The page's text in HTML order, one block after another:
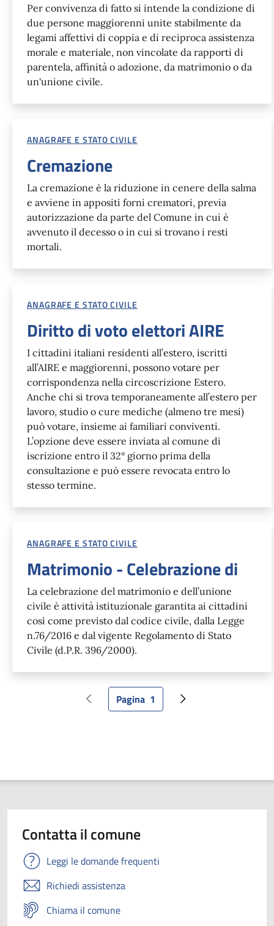
Per convivenza di fatto si intende la condizione di
due persone maggiorenni unite stabilmente da
legami affettivi di coppia e di reciproca assistenza
morale e materiale, non vincolate da rapporti di
parentela, affinità o adozione, da matrimonio o da
un'unione civile.
ANAGRAFE E STATO CIVILE
Cremazione
La cremazione è la riduzione in cenere della salma
e avviene in appositi forni crematori, previa
autorizzazione da parte del Comune in cui è
avvenuto il decesso o in cui si trovano i resti
mortali.
ANAGRAFE E STATO CIVILE
Diritto di voto elettori AIRE
I cittadini italiani residenti all’estero, iscritti
all’AIRE e maggiorenni, possono votare per
corrispondenza nella circoscrizione Estero.
Anche chi si trova temporaneamente all’estero per
lavoro, studio o cure mediche (almeno tre mesi)
può votare, insieme ai familiari conviventi.
L’opzione deve essere inviata al comune di
iscrizione entro il 32° giorno prima della
consultazione e può essere revocata entro lo
stesso termine.
ANAGRAFE E STATO CIVILE
Matrimonio - Celebrazione di
La celebrazione del matrimonio e dell’unione
civile è attività istituzionale garantita ai cittadini
così come previsto dal codice civile, dalla Legge
n.76/2016 e dal vigente Regolamento di Stato
Civile (d.P.R. 396/2000).
Pagina precedente
Pagina attuale
Pagina 1 Pagina successiva
Contatta il comune
Leggi le domande frequenti
Richiedi assistenza
Chiama il comune